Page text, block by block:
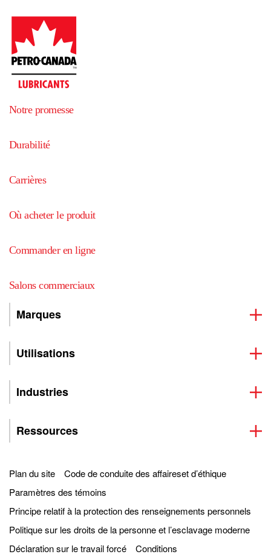
Notre promesse
Durabilité
Carrières
Où acheter le produit
Commander en ligne
Salons commerciaux
Marques
Utilisations
Industries
Ressources
Plan du site
Code de conduite des affaireset d’éthique
Paramètres des témoins
Principe relatif à la protection des renseignements personnels
Politique sur les droits de la personne et l’esclavage moderne
Déclaration sur le travail forcé
Conditions